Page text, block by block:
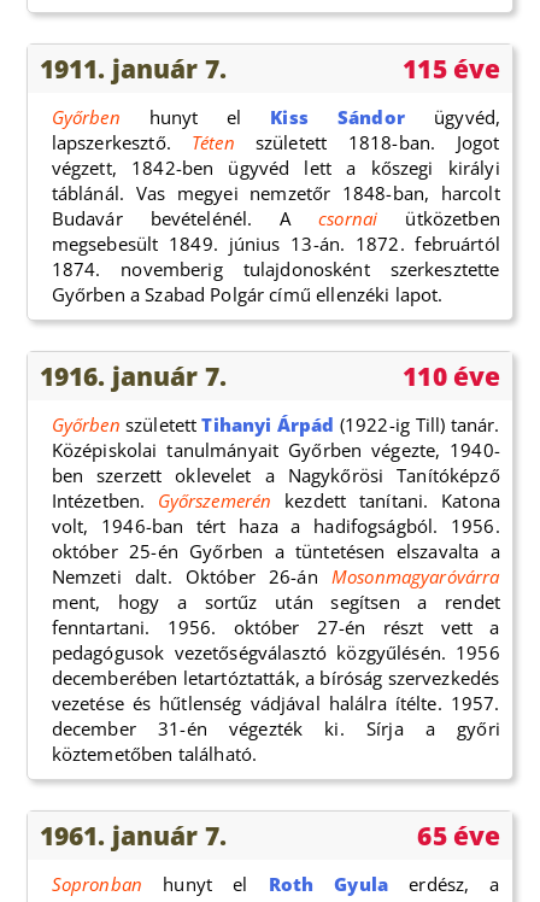
1911. január 7. 115 éve
Győrben hunyt el Kiss Sándorügyvéd,
lapszerkesztő. Téten
végzett, 1842-ben ügyvéd lett a kőszegi királyi
táblánál. Vas megyei nemzetőr 1848-ban, harcolt
Budavár bevételénél. Acsornai ütközetben
megsebesült 1849. június 13-án. 1872. februártól
1874. novemberig tulajdonosként szerkesztette
Győrben a Szabad Polgár című ellenzéki lapot.
1916. január 7. 110 éve
Győrben született Tihanyi Árpád (1922-ig Till) tanár.
Középiskolai tanulmányait Győrben végezte, 1940-
ben szerzett oklevelet a Nagykőrösi Tanítóképző
Intézetben. Győrszemerén kezdett tanítani. Katona
volt, 1946-ban tért haza a hadifogságból. 1956.
október 25-én Győrben a tüntetésen elszavalta a
Nemzeti dalt. Október 26-án Mosonmagyaróvárra
ment, hogy a sortűz után segítsen a rendet
fenntartani. 1956. október 27-én részt vett a
pedagógusok vezetőségválasztó közgyűlésén. 1956
decemberében letartóztatták, a bíróság szervezkedés
vezetése és hűtlenség vádjával halálra ítélte. 1957.
december 31-én végezték ki. Sírja a győri
köztemetőben található.
1961. január 7. 65 éve
Sopronban hunyt el Roth Gyula erdész, a